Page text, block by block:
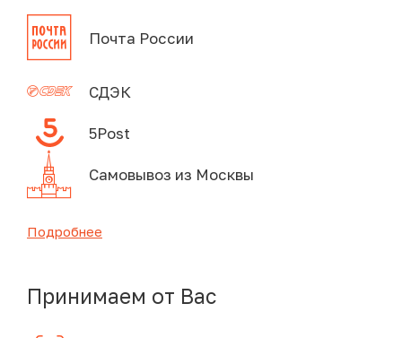
Почта России
СДЭК
5Post
Самовывоз из Москвы
Подробнее
Принимаем от Вас